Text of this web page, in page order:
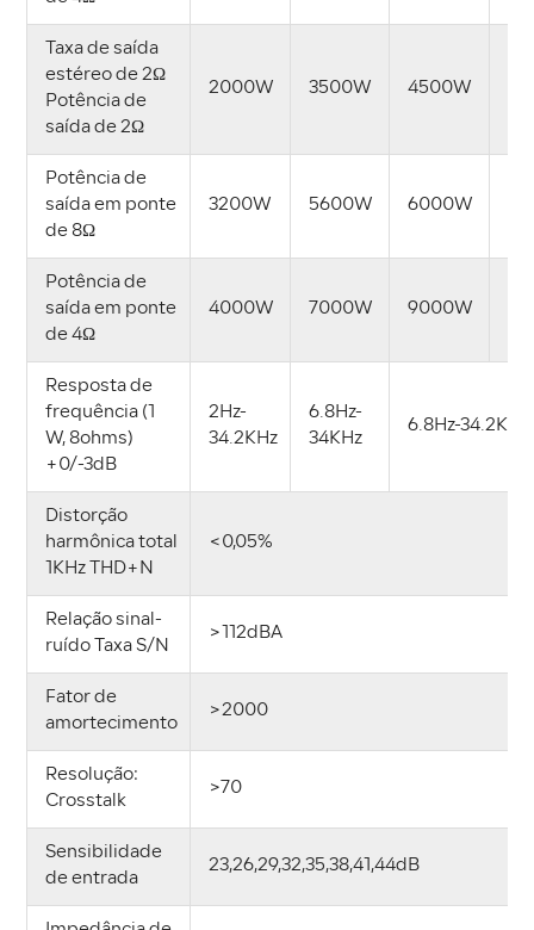
Taxa de saída
estéreo de 2Ω
Potência de
saída de 2Ω
2000W 3500W 4500W
Potência de
saída em ponte
de 8Ω
3200W 5600W 6000W
Potência de
saída em ponte
de 4Ω
4000W 7000W 9000W
Resposta de
frequência (1
W, 8ohms)
+0/-3dB
2Hz-
34.2KHz
6.8Hz-
34KHz
6.8Hz-34.2KHz
Distorção
harmônica total
1KHz THD+N
<0,05%
Relação sinal-
ruído Taxa S/N
>112dBA
Fator de
amortecimento
>2000
Resolução:
Crosstalk
>70
Sensibilidade
de entrada
23,26,29,32,35,38,41,44dB